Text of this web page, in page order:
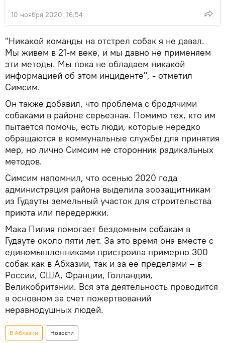
10 ноября 2020, 16:54
"Никакой команды на отстрел собак я не давал.
Мы живем в 21-м веке, и мы давно не применяем
эти методы. Мы пока не обладаем никакой
информацией об этом инциденте", - отметил
Симсим.
Он также добавил, что проблема с бродячими
собаками в районе серьезная. Помимо тех, кто им
пытается помочь, есть люди, которые нередко
обращаются в коммунальные службы для принятия
мер, но лично Симсим не сторонник радикальных
методов.
Симсим напомнил, что осенью 2020 года
администрация района выделила зоозащитникам
из Гудауты земельный участок для строительства
приюта или передержки.
Мака Пилия помогает бездомным собакам в
Гудауте около пяти лет. За это время она вместе с
единомышленниками пристроила примерно 300
собак как в Абхазии, так и за ее пределами – в
России, США, Франции, Голландии,
Великобритании. Вся эта деятельность проводится
в основном за счет пожертвований
неравнодушных людей.
В Абхазии Новости